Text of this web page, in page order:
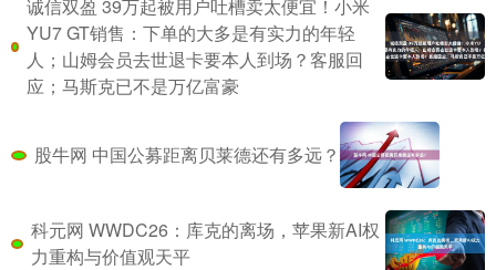
诚信双盈 39万起被用户吐槽卖太便宜！小米
YU7 GT销售：下单的大多是有实力的年轻
人；山姆会员去世退卡要本人到场？客服回
应；马斯克已不是万亿富豪
股牛网 中国公募距离贝莱德还有多远？
科元网 WWDC26：库克的离场，苹果新AI权
力重构与价值观天平